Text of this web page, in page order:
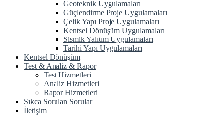
Geoteknik Uygulamaları
Güçlendirme Proje Uygulamaları
Çelik Yapı Proje Uygulamaları
Kentsel Dönüşüm Uygulamaları
Sismik Yalıtım Uygulamaları
Tarihi Yapı Uygulamaları
Kentsel Dönüşüm
Test & Analiz & Rapor
Test Hizmetleri
Analiz Hizmetleri
Rapor Hizmetleri
Sıkca Sorulan Sorular
İletişim